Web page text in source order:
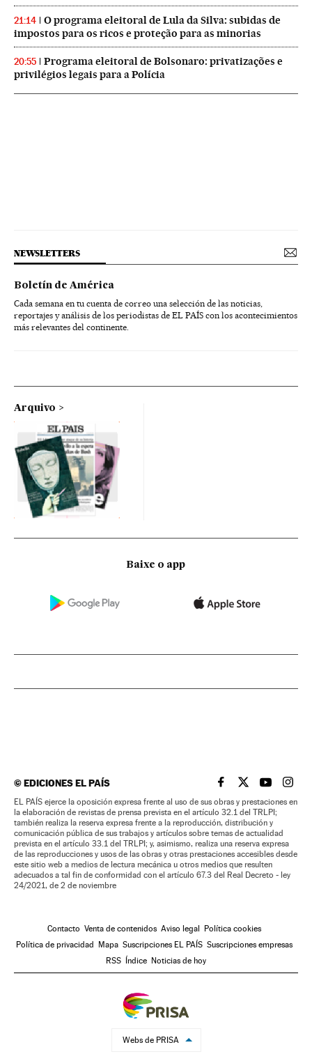
21:14
O programa eleitoral de Lula da Silva: subidas de
impostos para os ricos e proteção para as minorias
20:55
Programa eleitoral de Bolsonaro: privatizações e
privilégios legais para a Polícia
NEWSLETTERS
Boletín de América
Cada semana en tu cuenta de correo una selección de las noticias,
reportajes y análisis de los periodistas de EL PAÍS con los acontecimientos
más relevantes del continente.
Arquivo
Baixe o app
©EDICIONES EL PAÍS EL PAÍS BRASIL EN
EL PAÍSEL PAÍS
EL
EL PAÍS ejerce la oposición expresa frente al uso de sus obras y prestaciones en
la elaboración de revistas de prensa prevista en el artículo 32.1 del TRLPI;
también realiza la reserva expresa frente a la reproducción, distribución y
comunicación pública de sus trabajos y artículos sobre temas de actualidad
prevista en el artículo 33.1 del TRLPI; y, asimismo, realiza una reserva expresa
de las reproducciones y usos de las obras y otras prestaciones accesibles desde
este sitio web a medios de lectura mecánica u otros medios que resulten
adecuados a tal fin de conformidad con el artículo 67.3 del Real Decreto - ley
24/2021, de 2 de noviembre
Contacto Venta de contenidos Aviso legal
Política cookies
Política de privacidad
Mapa Suscripciones EL PAÍS Suscripciones empresas
RSS
Índice Noticias de hoy
Webs de PRISA